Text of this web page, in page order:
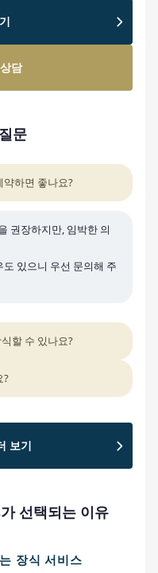
담
문
약하면 좋나요?
권장하지만, 임박한 의
있으니 우선 문의해 주
할 수 있나요?
?
보기
선택되는 이유
장식 서비스